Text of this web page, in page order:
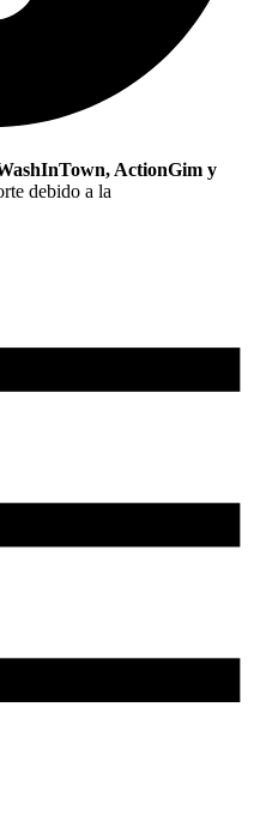
ActionGim y
debido a la